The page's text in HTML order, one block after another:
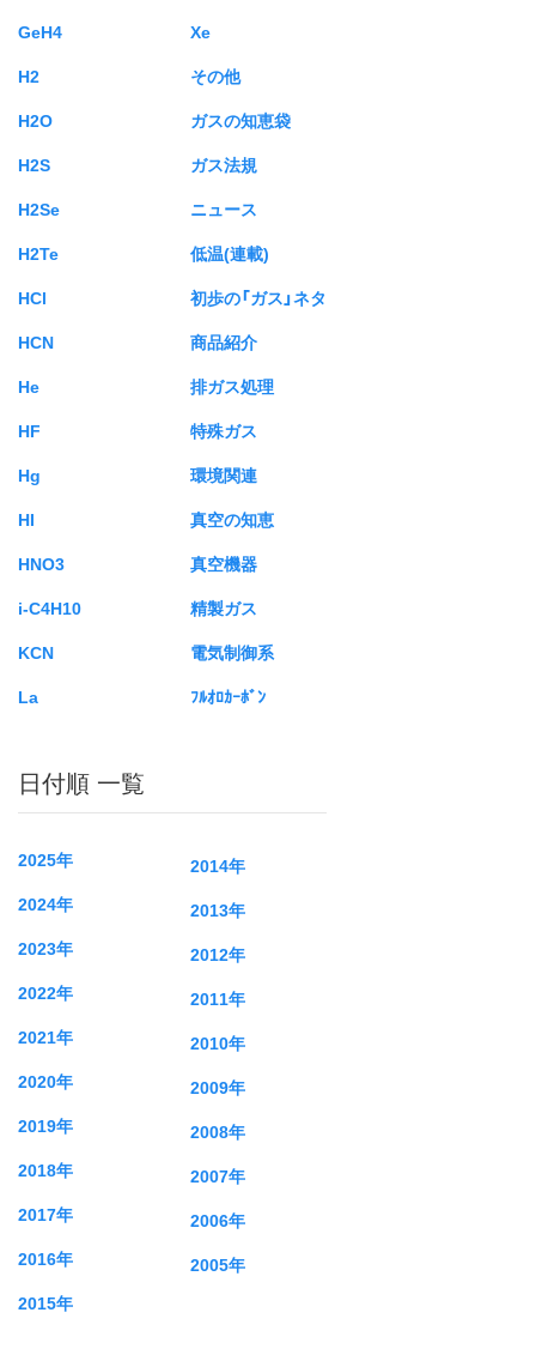
GeH4
H2
H2O
H2S
H2Se
H2Te
HCl
HCN
He
HF
Hg
HI
HNO3
i-C4H10
KCN
La
Xe
その他
ガスの知恵袋
ガス法規
ニュース
低温(連載)
初歩の「ガス」ネタ
商品紹介
排ガス処理
特殊ガス
環境関連
真空の知恵
真空機器
精製ガス
電気制御系
ﾌﾙｵﾛｶｰﾎﾞﾝ
日付順 一覧
2025年
2024年
2023年
2022年
2021年
2020年
2019年
2018年
2017年
2016年
2015年
2014年
2013年
2012年
2011年
2010年
2009年
2008年
2007年
2006年
2005年